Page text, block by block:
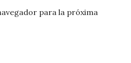
para la próxima